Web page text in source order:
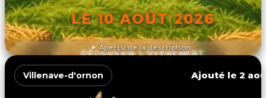
Aperçu de la description
LE 10 AOÛT 2026
DÉCOUVRIR L'ÉVÉNEMENT
Villenave-d'ornon Ajouté le 2